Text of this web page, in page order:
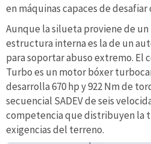
en máquinas capaces de
Aunque la silueta proviene de un
estructura interna es la de un
para soportar abuso extremo. El
Turbo es un motor bóxer
desarrolla 670 hp y 922 Nm de
secuencial SADEV de seis
competencia que distribuyen la
exigencias del terreno.